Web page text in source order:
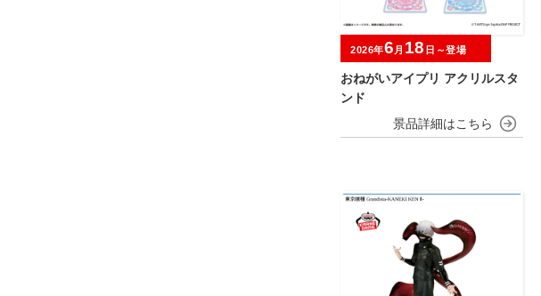
おねがいアイプリ アクリルスタ
ンド
2026年6 月 18 日～登場